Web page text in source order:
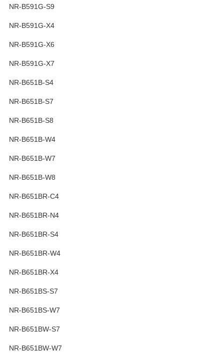
NR-B591G-S9
NR-B591G-X4
NR-B591G-X6
NR-B591G-X7
NR-B651B-S4
NR-B651B-S7
NR-B651B-S8
NR-B651B-W4
NR-B651B-W7
NR-B651B-W8
NR-B651BR-C4
NR-B651BR-N4
NR-B651BR-S4
NR-B651BR-W4
NR-B651BR-X4
NR-B651BS-S7
NR-B651BS-W7
NR-B651BW-S7
NR-B651BW-W7